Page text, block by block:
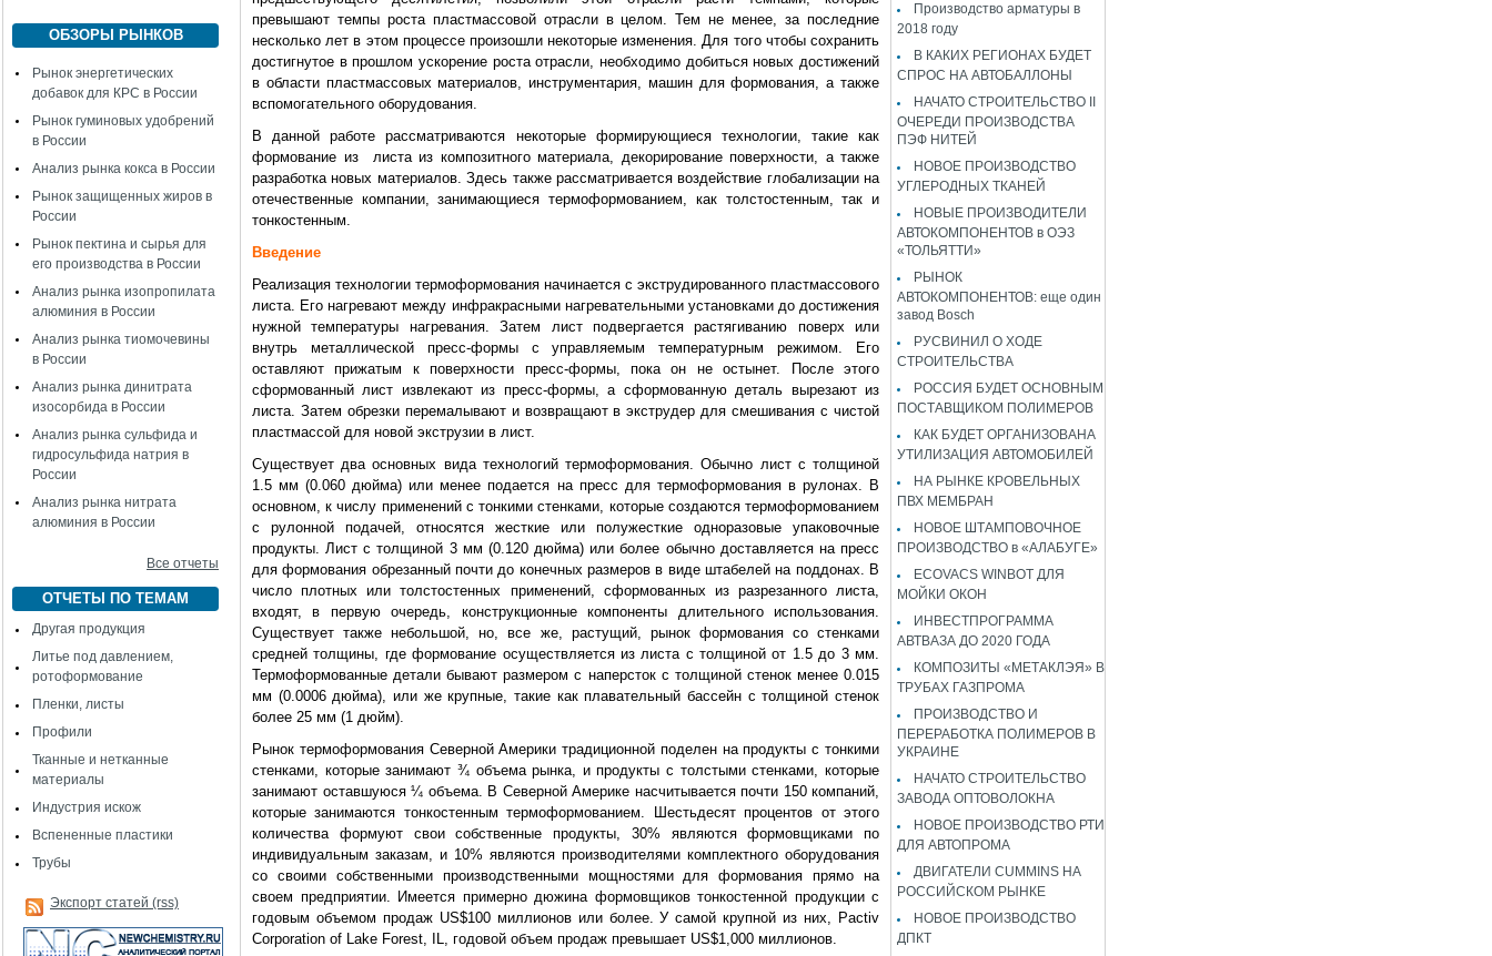
ОБЗОРЫ РЫНКОВ
Рынок энергетических
добавок для КРС в России
Рынок гуминовых удобрений
в России
Анализ рынка кокса в России
Рынок защищенных жиров в
России
Рынок пектина и сырья для
его производства в России
Анализ рынка изопропилата
алюминия в России
Анализ рынка тиомочевины
в России
Анализ рынка динитрата
изосорбида в России
Анализ рынка сульфида и
гидросульфида натрия в
России
Анализ рынка нитрата
алюминия в России
Все отчеты
ОТЧЕТЫ ПО ТЕМАМ
Другая продукция
Литье под давлением,
ротоформование
Пленки, листы
Профили
Тканные и нетканные
материалы
Индустрия искож
Вспененные пластики
Трубы
Экспорт статей (rss)
превышают темпы роста пластмассовой отрасли в целом. Тем не менее, за последние
несколько лет в этом процессе произошли некоторые изменения. Для того чтобы сохранить
достигнутое в прошлом ускорение роста отрасли, необходимо добиться новых достижений
в области пластмассовых материалов, инструментария, машин для формования, а также
вспомогательного оборудования.
В данной работе рассматриваются некоторые формирующиеся технологии, такие как
формование из листа из композитного материала, декорирование поверхности, а также
разработка новых материалов. Здесь также рассматривается воздействие глобализации на
отечественные компании, занимающиеся термоформованием, как толстостенным, так и
тонкостенным.
Введение
Реализация технологии термоформования начинается с экструдированного пластмассового
листа. Его нагревают между инфракрасными нагревательными установками до достижения
нужной температуры нагревания. Затем лист подвергается растягиванию поверх или
внутрь металлической пресс-формы с управляемым температурным режимом. Его
оставляют прижатым к поверхности пресс-формы, пока он не остынет. После этого
сформованный лист извлекают из пресс-формы, а сформованную деталь вырезают из
листа. Затем обрезки перемалывают и возвращают в экструдер для смешивания с чистой
пластмассой для новой экструзии в лист.
Существует два основных вида технологий термоформования. Обычно лист с толщиной
1.5 мм (0.060 дюйма) или менее подается на пресс для термоформования в рулонах. В
основном, к числу применений с тонкими стенками, которые создаются термоформованием
с рулонной подачей, относятся жесткие или полужесткие одноразовые упаковочные
продукты. Лист с толщиной 3 мм (0.120 дюйма) или более обычно доставляется на пресс
для формования обрезанный почти до конечных размеров в виде штабелей на поддонах. В
число плотных или толстостенных применений, сформованных из разрезанного листа,
входят, в первую очередь, конструкционные компоненты длительного использования.
Существует также небольшой, но, все же, растущий, рынок формования со стенками
средней толщины, где формование осуществляется из листа с толщиной от 1.5 до 3 мм.
Термоформованные детали бывают размером с наперсток с толщиной стенок менее 0.015
мм (0.0006 дюйма), или же крупные, такие как плавательный бассейн с толщиной стенок
более 25 мм (1 дюйм).
Рынок термоформования Северной Америки традиционной поделен на продукты с тонкими
стенками, которые занимают ¾ объема рынка, и продукты с толстыми стенками, которые
занимают оставшуюся ¼ объема. В Северной Америке насчитывается почти 150 компаний,
которые занимаются тонкостенным термоформованием. Шестьдесят процентов от этого
количества формуют свои собственные продукты, 30% являются формовщиками по
индивидуальным заказам, и 10% являются производителями комплектного оборудования
со своими собственными производственными мощностями для формования прямо на
своем предприятии. Имеется примерно дюжина формовщиков тонкостенной продукции с
годовым объемом продаж US$100 миллионов или более. У самой крупной из них, Pactiv
Corporation of Lake Forest, IL, годовой объем продаж превышает US$1,000 миллионов.
Производство арматуры в
2018 году
В КАКИХ РЕГИОНАХ БУДЕТ
СПРОС НА АВТОБАЛЛОНЫ
НАЧАТО СТРОИТЕЛЬСТВО II
ОЧЕРЕДИ ПРОИЗВОДСТВА
ПЭФ НИТЕЙ
НОВОЕ ПРОИЗВОДСТВО
УГЛЕРОДНЫХ ТКАНЕЙ
НОВЫЕ ПРОИЗВОДИТЕЛИ
АВТОКОМПОНЕНТОВ в ОЭЗ
«ТОЛЬЯТТИ»
РЫНОК
АВТОКОМПОНЕНТОВ: еще один
завод Bosch
РУСВИНИЛ О ХОДЕ
СТРОИТЕЛЬСТВА
РОССИЯ БУДЕТ ОСНОВНЫМ
ПОСТАВЩИКОМ ПОЛИМЕРОВ
КАК БУДЕТ ОРГАНИЗОВАНА
УТИЛИЗАЦИЯ АВТОМОБИЛЕЙ
НА РЫНКЕ КРОВЕЛЬНЫХ
ПВХ МЕМБРАН
НОВОЕ ШТАМПОВОЧНОЕ
ПРОИЗВОДСТВО в «АЛАБУГЕ»
ECOVACS WINBOT ДЛЯ
МОЙКИ ОКОН
ИНВЕСТПРОГРАММА
АВТВАЗА ДО 2020 ГОДА
КОМПОЗИТЫ «МЕТАКЛЭЯ» В
ТРУБАХ ГАЗПРОМА
ПРОИЗВОДСТВО И
ПЕРЕРАБОТКА ПОЛИМЕРОВ В
УКРАИНЕ
НАЧАТО СТРОИТЕЛЬСТВО
ЗАВОДА ОПТОВОЛОКНА
НОВОЕ ПРОИЗВОДСТВО РТИ
ДЛЯ АВТОПРОМА
ДВИГАТЕЛИ CUMMINS НА
РОССИЙСКОМ РЫНКЕ
НОВОЕ ПРОИЗВОДСТВО
ДПКТ